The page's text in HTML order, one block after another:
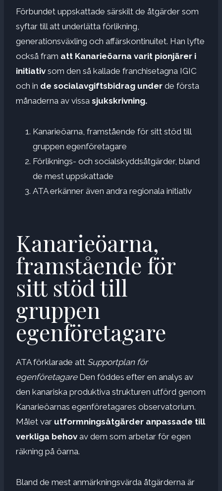
Förbundet uppskattade särskilt de åtgärder som
syftar till att underlätta förlikning,
generationsväxling och affärskontinuitet. Han lyfte
också fram att Kanarieöarna varit pionjärer i
initiativ som den så kallade franchisetagna IGIC
och in de socialavgiftsbidrag under de första
månaderna av vissa sjukskrivning.
Kanarieöarna, framstående för sitt stöd till
gruppen egenföretagare
Förliknings- och socialskyddsåtgärder, bland
de mest uppskattade
ATA erkänner även andra regionala initiativ
Kanarieöarna,
framstående för
sitt stöd till
gruppen
egenföretagare
ATA förklarade att Supportplan för
egenföretagareDen föddes efter en analys av
den kanariska produktiva strukturen utförd genom
Kanarieöarnas egenföretagares observatorium.
Målet var utformningsåtgärder anpassade till
verkliga behov av dem som arbetar för egen
räkning på öarna.
Bland de mest anmärkningsvärda åtgärderna är